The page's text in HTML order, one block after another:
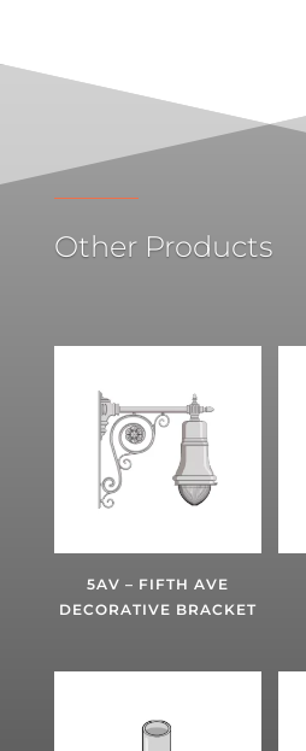
Other Products
5AV – FIFTH AVE
DECORATIVE BRACKET